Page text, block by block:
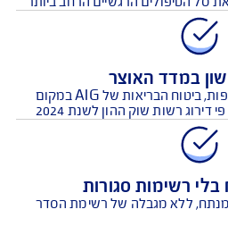
רגשיים לילדים
הרגשיים הרחב ביותר
במדד האוצר
כבר בפעם השלישית ברציפות, ביטוח הבריאות של AIG במקום